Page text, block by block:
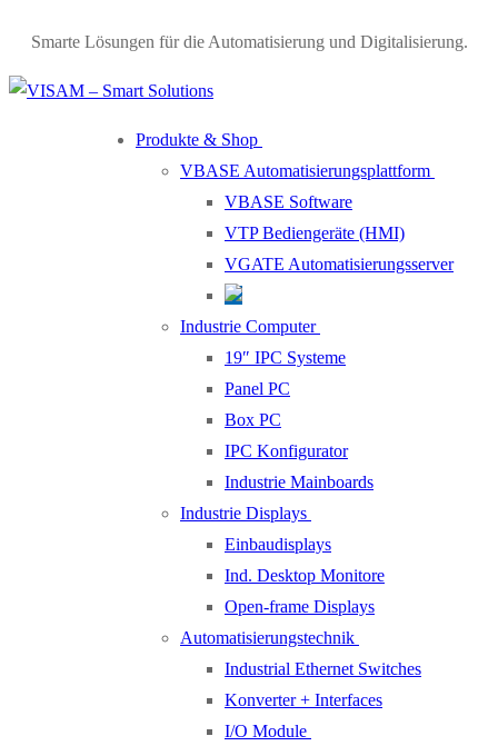
Smarte Lösungen für die Automatisierung und Digitalisierung.
Produkte & Shop
VBASE Automatisierungsplattform
VBASE Software
VTP Bediengeräte (HMI)
VGATE Automatisierungsserver
Industrie Computer
19″ IPC Systeme
Panel PC
Box PC
IPC Konfigurator
Industrie Mainboards
Industrie Displays
Einbaudisplays
Ind. Desktop Monitore
Open-frame Displays
Automatisierungstechnik
Industrial Ethernet Switches
Konverter + Interfaces
I/O Module